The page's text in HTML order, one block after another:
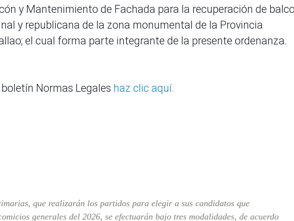
y Mantenimiento de Fachada para la recuperación de
y republicana de la zona monumental de la Provincia
el cual forma parte integrante de la presente ordenanza.
Normas Legales haz clic aquí.
que realizarán los partidos para elegir a sus candidatos que
generales del 2026, se efectuarán bajo tres modalidades, de acuerdo